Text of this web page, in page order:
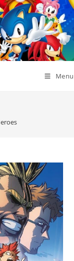
Menu